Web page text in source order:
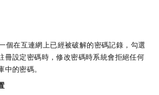
個在互連網上已經被破解的密碼記錄，勾選
冊設定密碼時，修改密碼時系統會拒絕任何
的密碼。